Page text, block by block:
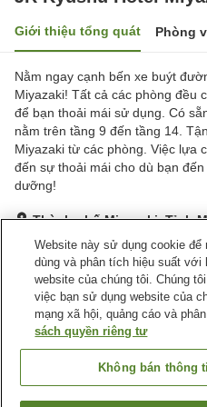
Giới thiệu tổng quát Phòng
Nằm ngay cạnh bến xe buýt
Miyazaki! Tất cả các phòng đều
để bạn thoải mái sử dụng. Có
nằm trên tầng 9 đến tầng 14.
Miyazaki từ các phòng. Việc lựa
đến sự thoải mái cho dù bạn
dưỡng!
Thành phố Miyazaki, Tỉnh
Hiển thị trên bản đồ
Tuyệt vời Đánh giá:723
Tiện nghi chỗ nghỉ
Bãi đỗ xe
Website này sử dụng cookie
dùng và phân tích hiệu suất
website của chúng tôi. Chúng
việc bạn sử dụng website của
mạng xã hội, quảng cáo và
sách quyền riêng tư
Không bán thông